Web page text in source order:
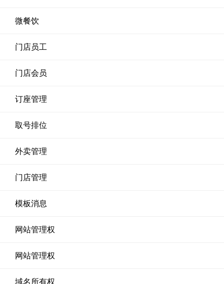
微餐饮
门店员工
门店会员
订座管理
取号排位
外卖管理
门店管理
模板消息
网站管理权
网站管理权
域名所有权